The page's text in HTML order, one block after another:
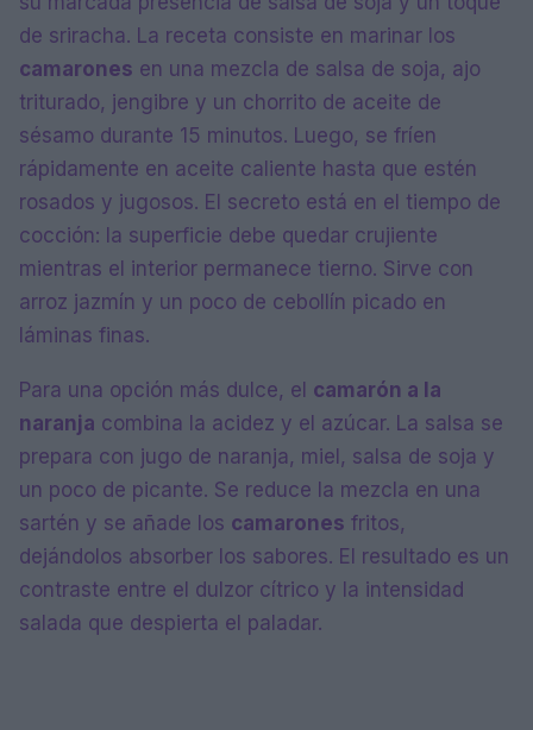
de sriracha. La receta consiste en marinar los
camarones en una mezcla de salsa de soja, ajo
triturado, jengibre y un chorrito de aceite de
sésamo durante 15 minutos. Luego, se fríen
rápidamente en aceite caliente hasta que estén
rosados y jugosos. El secreto está en el tiempo de
cocción: la superficie debe quedar crujiente
mientras el interior permanece tierno. Sirve con
arroz jazmín y un poco de cebollín picado en
láminas finas.
Para una opción más dulce, el camarón a la
naranja combina la acidez y el azúcar. La salsa se
prepara con jugo de naranja, miel, salsa de soja y
un poco de picante. Se reduce la mezcla en una
sartén y se añade los camarones fritos,
dejándolos absorber los sabores. El resultado es un
contraste entre el dulzor cítrico y la intensidad
salada que despierta el paladar.